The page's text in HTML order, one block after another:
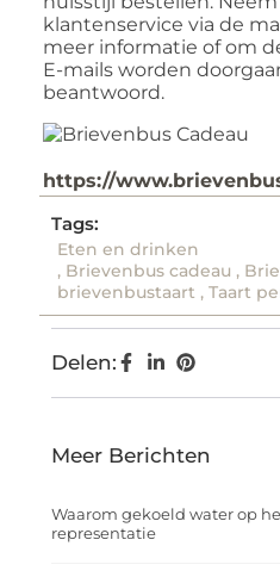
klantenservice via de
meer informatie of om
E-mails worden
beantwoord.
https://
Tags:
Eten en drinken
, Brievenbus cadeau ,
brievenbustaart , Taart
Delen:
Meer Berichten
Waarom gekoeld water op
representatie